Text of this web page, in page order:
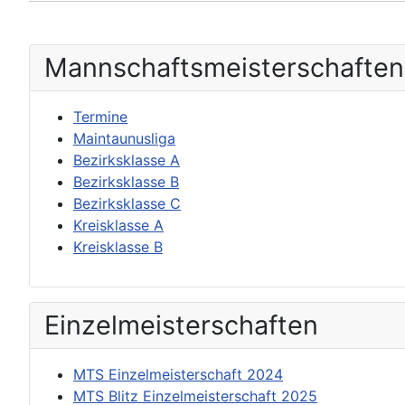
Mannschafts­meisterschaften
Termine
Maintaunusliga
Bezirksklasse A
Bezirksklasse B
Bezirksklasse C
Kreisklasse A
Kreisklasse B
Einzel­meisterschaften
MTS Einzelmeisterschaft 2024
MTS Blitz Einzelmeisterschaft 2025